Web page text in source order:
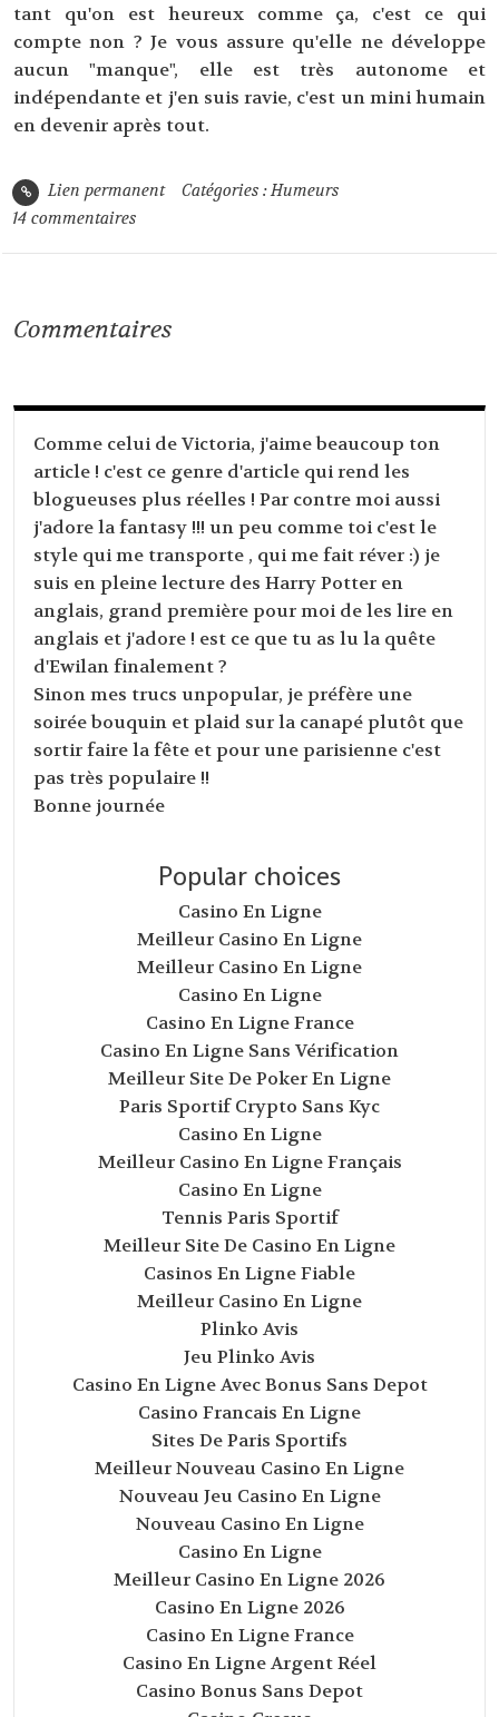
tant qu'on est heureux comme ça, c'est ce qui
compte non ? Je vous assure qu'elle ne développe
aucun "manque", elle est très autonome et
indépendante et j'en suis ravie, c'est un mini humain
en devenir après tout.
Lien permanent Catégories :Humeurs
14 commentaires
Commentaires
Comme celui de Victoria, j'aime beaucoup ton
article ! c'est ce genre d'article qui rend les
blogueuses plus réelles ! Par contre moi aussi
j'adore la fantasy !!! un peu comme toi c'est le
style qui me transporte , qui me fait réver :) je
suis en pleine lecture des Harry Potter en
anglais, grand première pour moi de les lire en
anglais et j'adore ! est ce que tu as lu la quête
d'Ewilan finalement ?
Sinon mes trucs unpopular, je préfère une
soirée bouquin et plaid sur la canapé plutôt que
sortir faire la fête et pour une parisienne c'est
pas très populaire !!
Bonne journée
Popular choices
Casino En Ligne
Meilleur Casino En Ligne
Meilleur Casino En Ligne
Casino En Ligne
Casino En Ligne France
Casino En Ligne Sans Vérification
Meilleur Site De Poker En Ligne
Paris Sportif Crypto Sans Kyc
Casino En Ligne
Meilleur Casino En Ligne Français
Casino En Ligne
Tennis Paris Sportif
Meilleur Site De Casino En Ligne
Casinos En Ligne Fiable
Meilleur Casino En Ligne
Plinko Avis
Jeu Plinko Avis
Casino En Ligne Avec Bonus Sans Depot
Casino Francais En Ligne
Sites De Paris Sportifs
Meilleur Nouveau Casino En Ligne
Nouveau Jeu Casino En Ligne
Nouveau Casino En Ligne
Casino En Ligne
Meilleur Casino En Ligne 2026
Casino En Ligne 2026
Casino En Ligne France
Casino En Ligne Argent Réel
Casino Bonus Sans Depot